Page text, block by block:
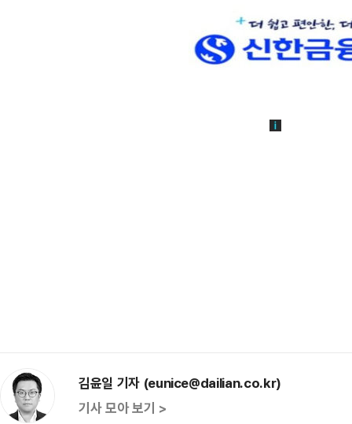
김윤일 기자 (eunice@dailian.co.kr)
기사 모아 보기 >